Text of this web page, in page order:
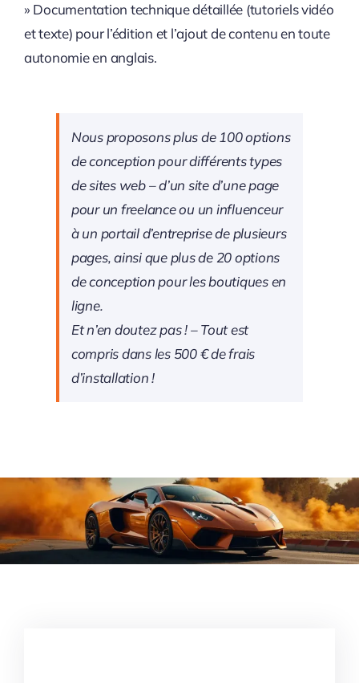
» Documentation technique détaillée (tutoriels vidéo
et texte) pour l’édition et l’ajout de contenu en toute
autonomie en anglais.
Nous proposons plus de 100 options
de conception pour différents types
de sites web – d’un site d’une page
pour un freelance ou un influenceur
à un portail d’entreprise de plusieurs
pages, ainsi que plus de 20 options
de conception pour les boutiques en
ligne.
Et n’en doutez pas ! – Tout est
compris dans les 500 € de frais
d’installation !